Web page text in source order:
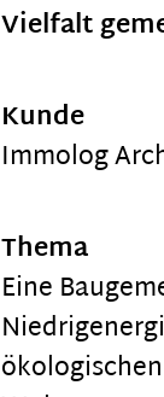
Vielfalt
Kunde
Immolog
Thema
Eine